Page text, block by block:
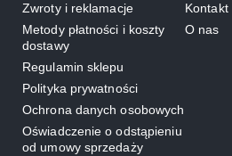
Zwroty i reklamacje
Metody płatności i koszty
dostawy
Regulamin sklepu
Polityka prywatności
Ochrona danych osobowych
Oświadczenie o odstąpieniu
od umowy sprzedaży
Kontakt
O nas